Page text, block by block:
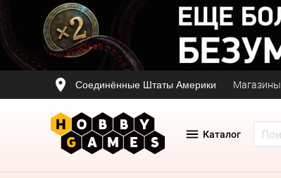
Соединённые Штаты Америки Магазины
Каталог